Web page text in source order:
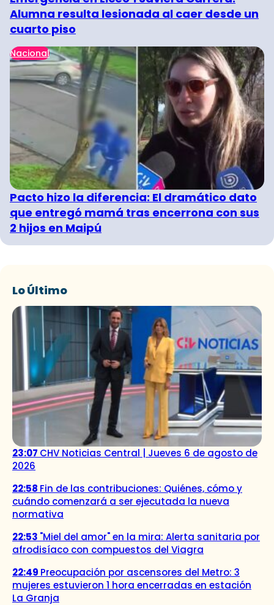
Alumna resulta lesionada al caer desde un
cuarto piso
Nacional
Pacto hizo la diferencia: El dramático dato
que entregó mamá tras encerrona con sus
2 hijos en Maipú
Lo Último
23:07 CHV Noticias Central | Jueves 6 de agosto de
2026
22:58 Fin de las contribuciones: Quiénes, cómo y
cuándo comenzará a ser ejecutada la nueva
normativa
22:53 "Miel del amor" en la mira: Alerta sanitaria por
afrodisíaco con compuestos del Viagra
22:49 Preocupación por ascensores del Metro: 3
mujeres estuvieron 1 hora encerradas en estación
La Granja